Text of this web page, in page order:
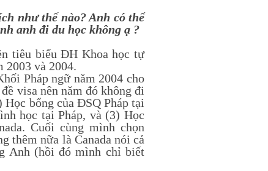
như thế nào? Anh có thể
anh đi du học không ạ ?
tiêu biểu ĐH Khoa học tự
và 2004.
Pháp ngữ năm 2004 cho
visa nên năm đó không đi
bổng của ĐSQ Pháp tại
học tại Pháp, và (3) Học
Cuối cùng mình chọn
thêm nữa là Canada nói cả
Anh (hồi đó mình chỉ biết